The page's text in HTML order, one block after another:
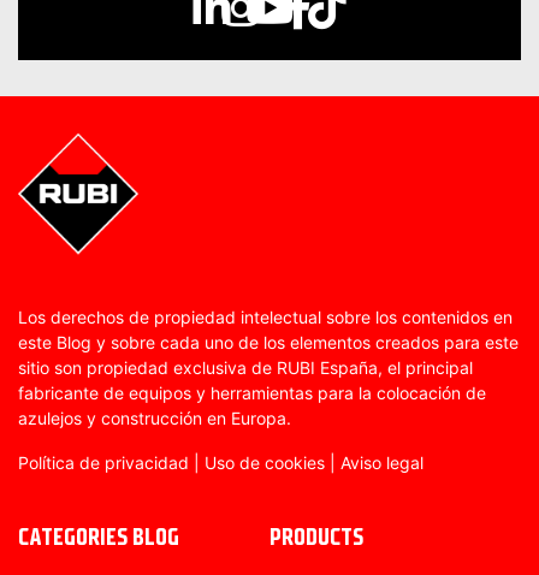
Los derechos de propiedad intelectual sobre los contenidos en
este Blog y sobre cada uno de los elementos creados para este
sitio son propiedad exclusiva de RUBI España, el principal
fabricante de equipos y herramientas para la colocación de
azulejos y construcción en Europa.
Política de privacidad Uso de cookies Aviso legal
CATEGORIES BLOG PRODUCTS